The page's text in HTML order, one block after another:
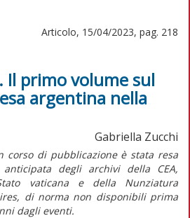
Articolo, 15/04/2023, pag. 218
Il primo volume sul
argentina nella
Gabriella Zucchi
corso di pubblicazione è stata resa
anticipata degli archivi della CEA,
vaticana e della Nunziatura
di norma non disponibili prima
dagli eventi.